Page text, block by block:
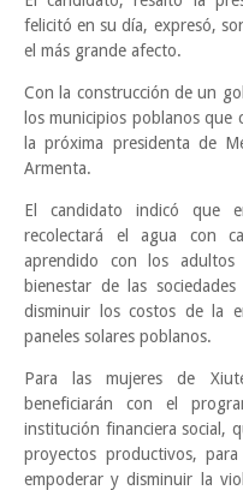
felicitó en su día, expresó,
el más grande afecto.
Con la construcción de un
los municipios poblanos que
la próxima presidenta de
Armenta.
El candidato indicó que
recolectará el agua con
aprendido con los adultos
bienestar de las
disminuir los costos de la
paneles solares poblanos.
Para las mujeres de
beneficiarán con el
institución financiera social,
proyectos productivos,
empoderar y disminuir la